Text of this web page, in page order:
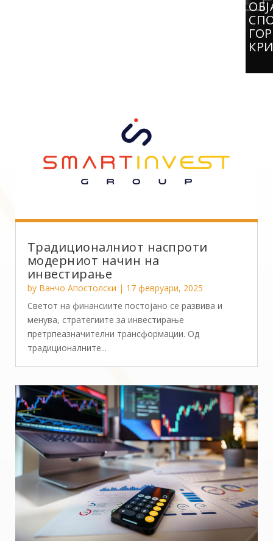
Традиционалниот наспроти
модерниот начин на
инвестирање
by Ванчо Апостолски | 17 февруари, 2025
Светот на финансиите постојано се развива и
менува, стратегиите за инвестирање
претрпеазначителни трансформации. Од
традиционалните...